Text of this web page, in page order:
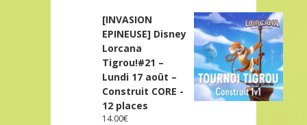
[INVASION
EPINEUSE] Disney
Lorcana
Tigrou!#21 –
Lundi 17 août –
Construit CORE -
12 places
14.00€